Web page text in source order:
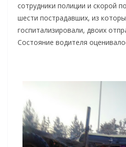
сотрудники полиции и скорой
шести пострадавших, из
госпитализировали, двоих
Состояние водителя